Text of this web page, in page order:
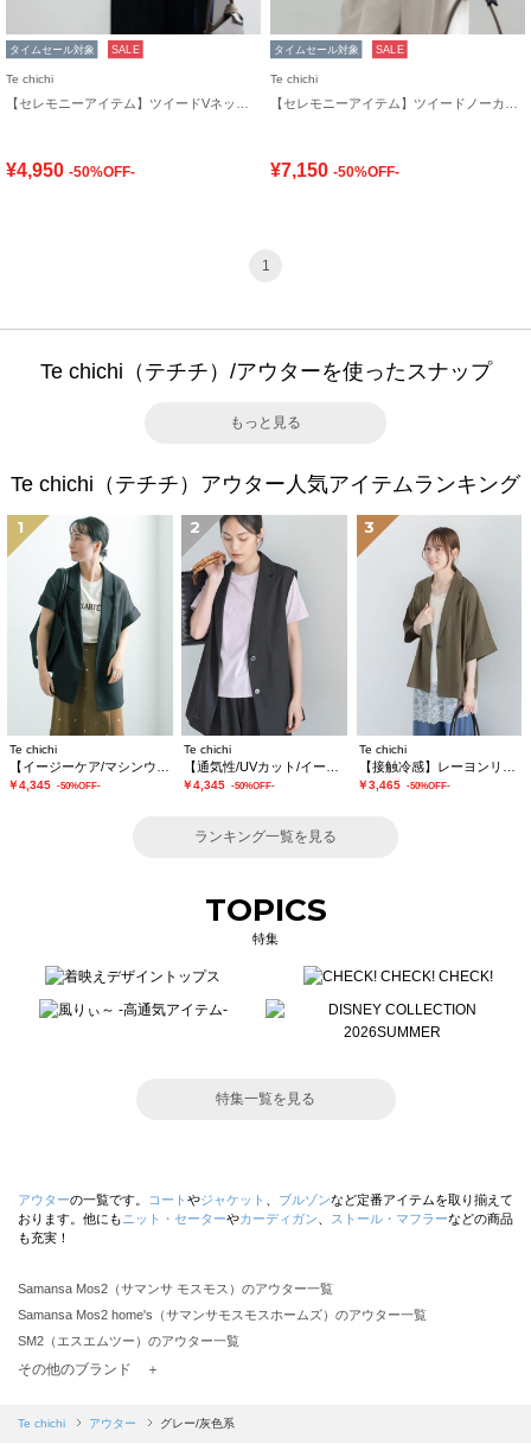
タイムセール対象 SALE
Te chichi
¥4,950 -50%OFF-
タイムセール対象 SALE
Te chichi
¥7,150 -50%OFF-
1
Te chichi（テチチ）/アウターを使ったスナップ
もっと見る
Te chichi（テチチ）アウター人気アイテムランキング
1
Te chichi
￥4,345 -50%OFF-
2
Te chichi
￥4,345 -50%OFF-
3
Te chichi
￥3,465 -50%OFF-
ランキング一覧を見る
TOPICS
特集
特集一覧を見る
アウターの一覧です。 コート やジャケット ブルゾンなど定番アイテムを取り揃えて
おります。他にも ニット・セーターやカーディガン ストール・マフラーなどの商品
も充実！
Samansa Mos2（サマンサ モスモス）のアウター一覧
Samansa Mos2 home's（サマンサモスモスホームズ）のアウター一覧
SM2（エスエムツー）のアウター一覧
TSUHARU by Samansa Mos2（ツハルバイサマンサモスモス）のアウター一覧
Samansa Mos2 blue（サマンサモスモス ブルー）のアウター一覧
その他のブランド ＋
Te chichi アウター グレー/灰色系